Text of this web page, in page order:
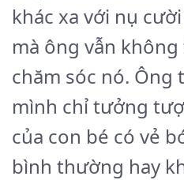
khác xa với nụ
mà ông vẫn
chăm sóc nó. Ông
mình chỉ tưởng
của con bé có vẻ
bình thường hay